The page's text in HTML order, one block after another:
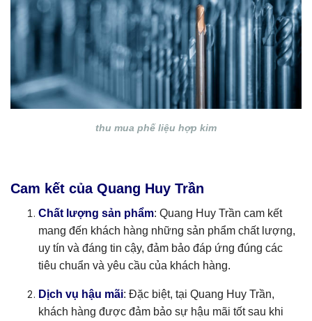
thu mua phế liệu hợp kim
Cam kết của Quang Huy Trần
Chất lượng sản phẩm: Quang Huy Trần cam kết
mang đến khách hàng những sản phẩm chất lượng,
uy tín và đáng tin cậy, đảm bảo đáp ứng đúng các
tiêu chuẩn và yêu cầu của khách hàng.
Dịch vụ hậu mãi: Đặc biệt, tại Quang Huy Trần,
khách hàng được đảm bảo sự hậu mãi tốt sau khi